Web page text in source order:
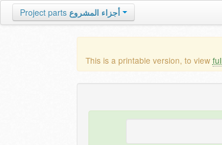
Project parts أجزاء المشروع
This is a printable version, to view